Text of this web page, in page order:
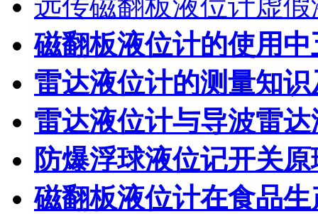
磁翻板液位计的使用
雷达液位计的测量知
雷达液位计与导波雷
防爆浮球液位记开关
磁翻板液位计在食品